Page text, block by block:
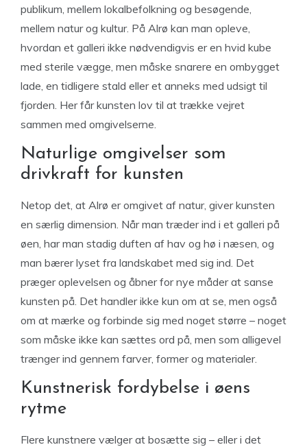
publikum, mellem lokalbefolkning og besøgende,
mellem natur og kultur. På Alrø kan man opleve,
hvordan et galleri ikke nødvendigvis er en hvid kube
med sterile vægge, men måske snarere en ombygget
lade, en tidligere stald eller et anneks med udsigt til
fjorden. Her får kunsten lov til at trække vejret
sammen med omgivelserne.
Naturlige omgivelser som
drivkraft for kunsten
Netop det, at Alrø er omgivet af natur, giver kunsten
en særlig dimension. Når man træder ind i et galleri på
øen, har man stadig duften af hav og hø i næsen, og
man bærer lyset fra landskabet med sig ind. Det
præger oplevelsen og åbner for nye måder at sanse
kunsten på. Det handler ikke kun om at se, men også
om at mærke og forbinde sig med noget større – noget
som måske ikke kan sættes ord på, men som alligevel
trænger ind gennem farver, former og materialer.
Kunstnerisk fordybelse i øens
rytme
Flere kunstnere vælger at bosætte sig – eller i det